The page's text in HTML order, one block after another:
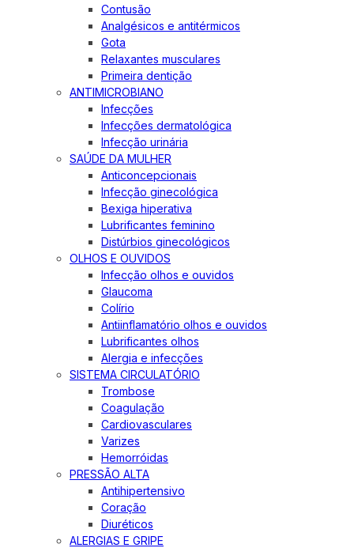
Contusão
Analgésicos e antitérmicos
Gota
Relaxantes musculares
Primeira dentição
ANTIMICROBIANO
Infecções
Infecções dermatológica
Infecção urinária
SAÚDE DA MULHER
Anticoncepcionais
Infecção ginecológica
Bexiga hiperativa
Lubrificantes feminino
Distúrbios ginecológicos
OLHOS E OUVIDOS
Infecção olhos e ouvidos
Glaucoma
Colírio
Antiinflamatório olhos e ouvidos
Lubrificantes olhos
Alergia e infecções
SISTEMA CIRCULATÓRIO
Trombose
Coagulação
Cardiovasculares
Varizes
Hemorróidas
PRESSÃO ALTA
Antihipertensivo
Coração
Diuréticos
ALERGIAS E GRIPE